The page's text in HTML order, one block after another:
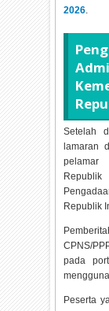
2026.
Setelah
lamaran
pelamar
Republik
Republik
CPNS/
pada
Peserta